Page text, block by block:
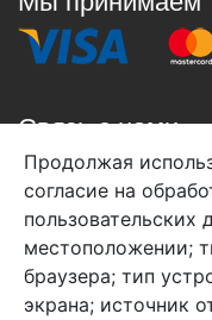
Связь с нами
+7 (495) 933-
info@arben-textile.ru
Продолжая
согласие на
пользовательских
местоположении;
браузера; тип
экрана; источник